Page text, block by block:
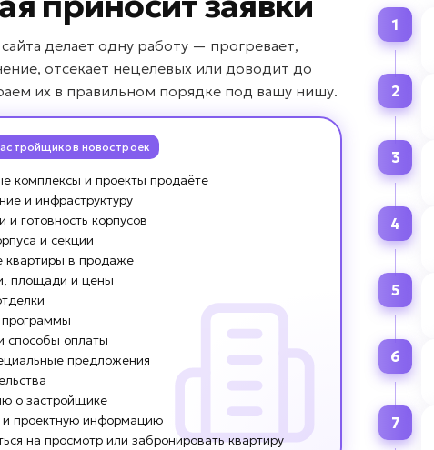
делает одну работу — прогревает,
отсекает нецелевых или доводит до
их в правильном порядке под вашу нишу.
новостроек
комплексы и проекты продаёте
и инфраструктуру
и готовность корпусов
и секции
квартиры в продаже
площади и цены
программы
способы оплаты
предложения
о застройщике
и проектную информацию
на просмотр или забронировать квартиру
1
2
3
4
5
6
7